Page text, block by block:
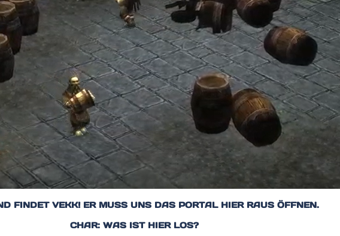
FINDET VEKK! ER MUSS UNS DAS PORTAL HIER RAUS ÖFFNEN.
CHAR: WAS IST HIER LOS?